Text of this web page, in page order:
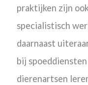
praktijken zijn
specialistisch
daarnaast
bij
dierenartsen